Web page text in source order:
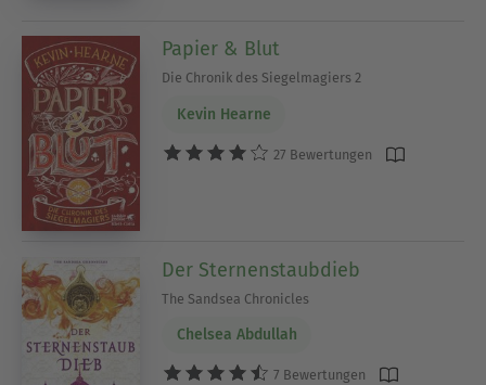
Papier & Blut
Die Chronik des Siegelmagiers 2
Kevin Hearne
27 Bewertungen
Der Sternenstaubdieb
The Sandsea Chronicles
Chelsea Abdullah
7 Bewertungen